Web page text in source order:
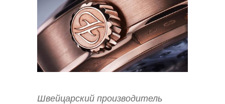
Швейцарский производитель